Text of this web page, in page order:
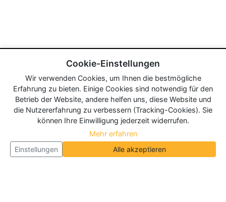
Cookie-Einstellungen
Wir verwenden Cookies, um Ihnen die bestmögliche
Erfahrung zu bieten. Einige Cookies sind notwendig für den
Betrieb der Website, andere helfen uns, diese Website und
die Nutzererfahrung zu verbessern (Tracking-Cookies). Sie
können Ihre Einwilligung jederzeit widerrufen.
Mehr erfahren
Einstellungen
Alle akzeptieren